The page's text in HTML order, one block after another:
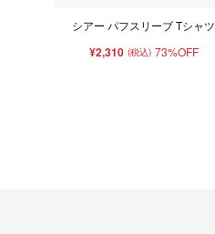
シアー パフスリーブ Tシャツ
¥2,310 (税込) 73%OFF